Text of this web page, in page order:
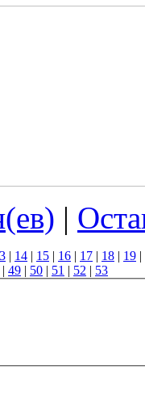
|
| 14 | 15 | 16 | 17 | 18 | 19 |
| 49 | 50 | 51 | 52 | 53